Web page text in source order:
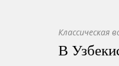
Классическая
В